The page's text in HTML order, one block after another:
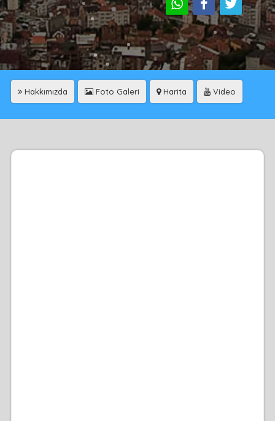
Hakkımızda Foto Galeri Harita Video